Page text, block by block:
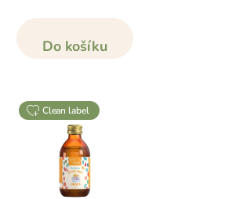
Do košíku
clean label